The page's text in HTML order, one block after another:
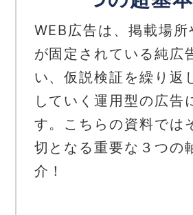
WEB広告は、掲載場所
が固定されている純広
い、仮説検証を繰り返
していく運用型の広告
す。こちらの資料では
切となる重要な３つの
介！